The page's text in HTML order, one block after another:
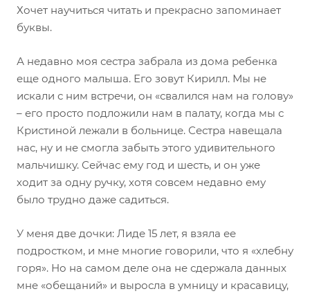
Хочет научиться читать и прекрасно запоминает
буквы.
А недавно моя сестра забрала из дома ребенка
еще одного малыша. Его зовут Кирилл. Мы не
искали с ним встречи, он «свалился нам на голову»
– его просто подложили нам в палату, когда мы с
Кристиной лежали в больнице. Сестра навещала
нас, ну и не смогла забыть этого удивительного
мальчишку. Сейчас ему год и шесть, и он уже
ходит за одну ручку, хотя совсем недавно ему
было трудно даже садиться.
У меня две дочки: Лиде 15 лет, я взяла ее
подростком, и мне многие говорили, что я «хлебну
горя». Но на самом деле она не сдержала данных
мне «обещаний» и выросла в умницу и красавицу,